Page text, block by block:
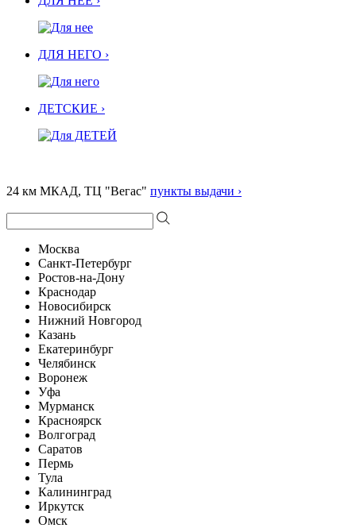
ДЛЯ НЕГО ›
ДЕТСКИЕ ›
24 км МКАД, ТЦ "Вегас" пункты выдачи ›
Москва
Санкт-Петербург
Ростов-на-Дону
Краснодар
Новосибирск
Нижний Новгород
Казань
Екатеринбург
Челябинск
Воронеж
Уфа
Мурманск
Красноярск
Волгоград
Саратов
Пермь
Тула
Калининград
Иркутск
Омск